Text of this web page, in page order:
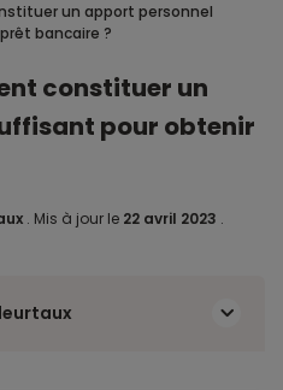
un apport personnel
bancaire ?
constituer un
pour obtenir
. Mis à jour le 22 avril 2023 .